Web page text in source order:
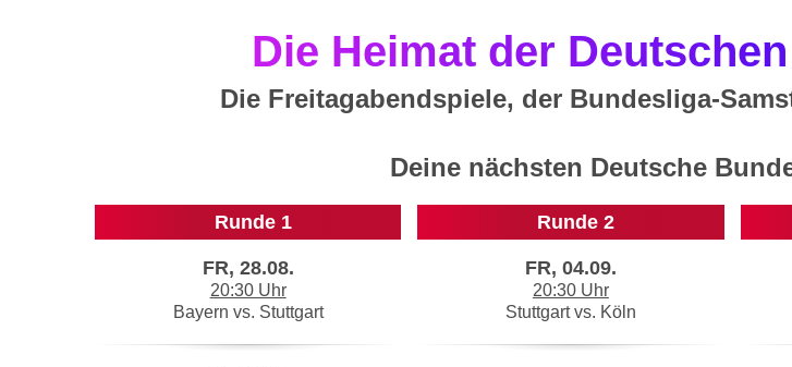
Die Heimat der
Die Freitagabendspiele, der Bundesliga-
Deine nächsten Deutsche
Runde 1 Runde 2
FR, 28.08.
20:30 Uhr
Bayern vs. Stuttgart
FR, 04.09.
20:30 Uhr
Stuttgart vs. Köln